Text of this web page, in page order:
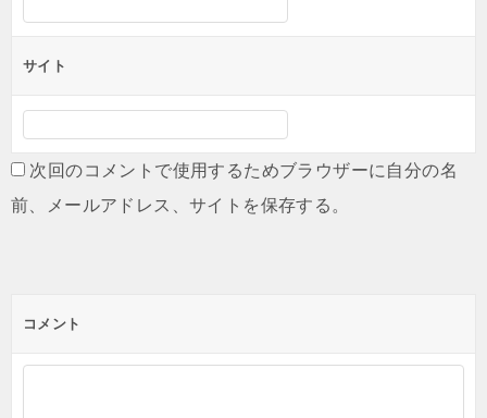
サイト
次回のコメントで使用するためブラウザーに自分の名
前、メールアドレス、サイトを保存する。
コメント